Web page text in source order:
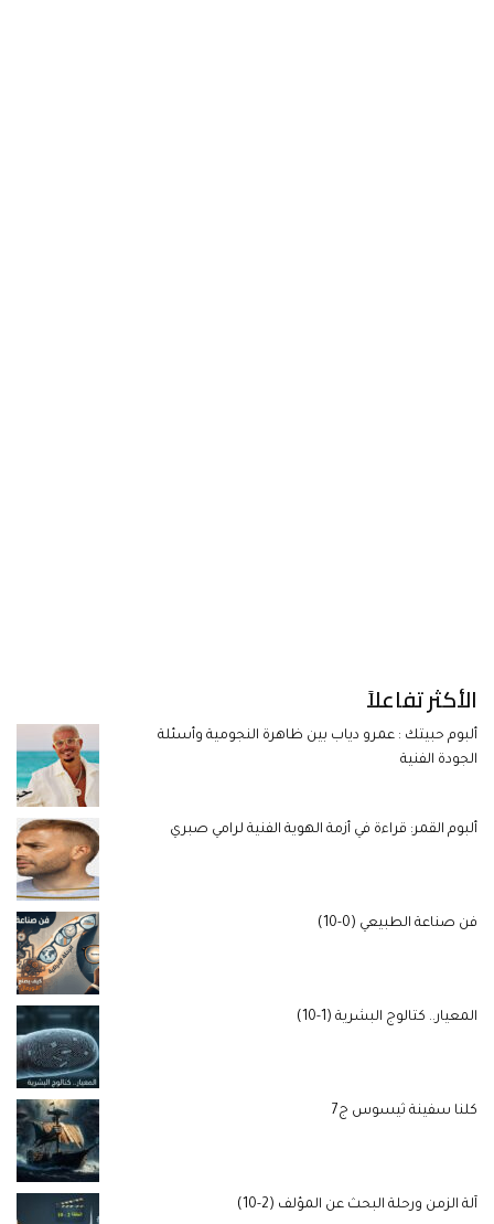
الأكثر تفاعلاً
ألبوم حبيتك : عمرو دياب بين ظاهرة النجومية وأسئلة
الجودة الفنية
ألبوم القمر: قراءة في أزمة الهوية الفنية لرامي صبري
فن صناعة الطبيعي (0-10)
المعيار.. كتالوج البشرية (1-10)
كلنا سفينة ثيسوس ج7
آلة الزمن ورحلة البحث عن المؤلف (2-10)